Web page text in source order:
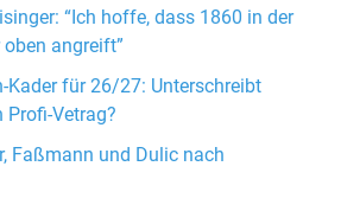
“Ich hoffe, dass 1860 in der
angreift”
Kader für 26/27: Unterschreibt
Profi-Vetrag?
Faßmann und Dulic nach